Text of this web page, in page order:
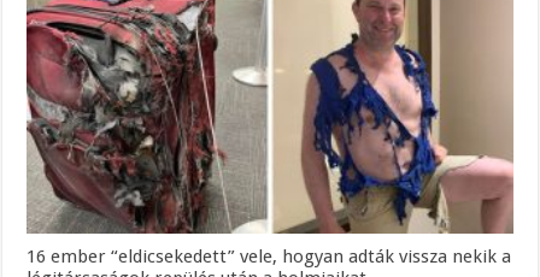
16 ember “eldicsekedett” vele, hogyan adták vissza nekik a